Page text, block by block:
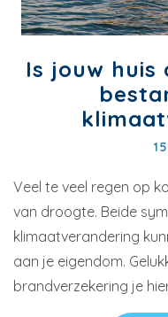
Is jouw
Veel te veel regen op
van droogte. Beide
klimaatverandering
aan je eigendom.
brandverzekering je